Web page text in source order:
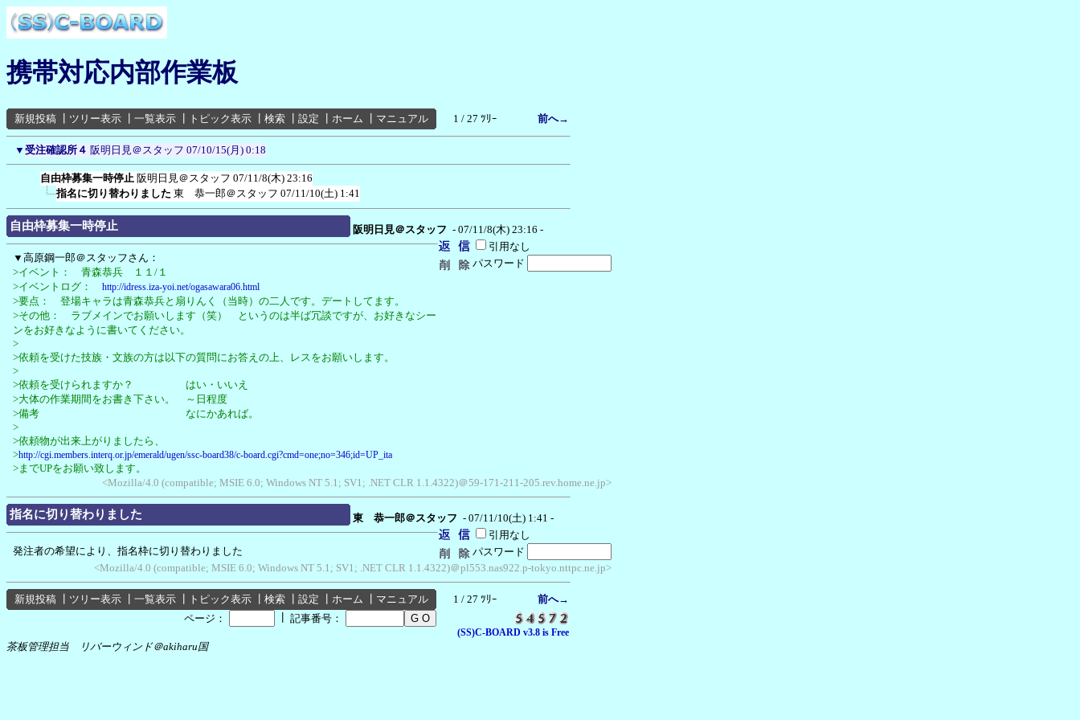
携帯対応内部作業板
新規投稿 ツリー表示 一覧表示 トピック表示 検索 設定 ホーム マニュアル 1 / 27 ﾂﾘｰ 前へ→
▼ 受注確認所４ 阪明日見＠スタッフ 07/10/15(月) 0:18
自由枠募集一時停止 阪明日見＠スタッフ 07/11/8(木) 23:16
指名に切り替わりました 東 恭一郎＠スタッフ 07/11/10(土) 1:41
自由枠募集一時停止 阪明日見＠スタッフ - 07/11/8(木) 23:16 -
引用なし
パスワード
▼高原鋼一郎＠スタッフさん：
>イベント： 青森恭兵 １１/１
>イベントログ： http://idress.iza-yoi.net/ogasawara06.html
>要点： 登場キャラは青森恭兵と扇りんく（当時）の二人です。デートしてます。
>その他： ラブメインでお願いします（笑） というのは半ば冗談ですが、お好きなシー
ンをお好きなように書いてください。
>
>依頼を受けた技族・文族の方は以下の質問にお答えの上、レスをお願いします。
>
>依頼を受けられますか？ はい・いいえ
>大体の作業期間をお書き下さい。 ～日程度
>備考 なにかあれば。
>
>依頼物が出来上がりましたら、
>http://cgi.members.interq.or.jp/emerald/ugen/ssc-board38/c-board.cgi?cmd=one;no=346;id=UP_ita
>までUPをお願い致します。
<Mozilla/4.0 (compatible; MSIE 6.0; Windows NT 5.1; SV1; .NET CLR 1.1.4322)＠59-171-211-205.rev.home.ne.jp>
指名に切り替わりました 東 恭一郎＠スタッフ - 07/11/10(土) 1:41 -
引用なし
パスワード
発注者の希望により、指名枠に切り替わりました
<Mozilla/4.0 (compatible; MSIE 6.0; Windows NT 5.1; SV1; .NET CLR 1.1.4322)＠pl553.nas922.p-tokyo.nttpc.ne.jp>
新規投稿 ツリー表示 一覧表示 トピック表示 検索 設定 ホーム マニュアル 1 / 27 ﾂﾘｰ
前へ→
ページ：
記事番号：
(SS)C-BOARD v3.8 is Free
茶板管理担当 リバーウィンド＠akiharu国